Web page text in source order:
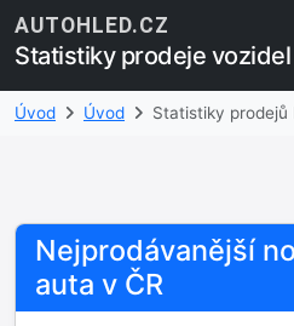
AUTOHLED.CZ
Statistiky prodeje vozidel
Úvod Úvod Statistiky prodejů
Nejprodávanější
auta v ČR